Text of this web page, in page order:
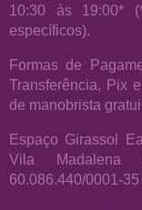
10:30 às 19:00*
específicos).
Formas de
Transferência, Pix
de manobrista
Espaço Girassol
Vila Madalena
60.086.440/0001-